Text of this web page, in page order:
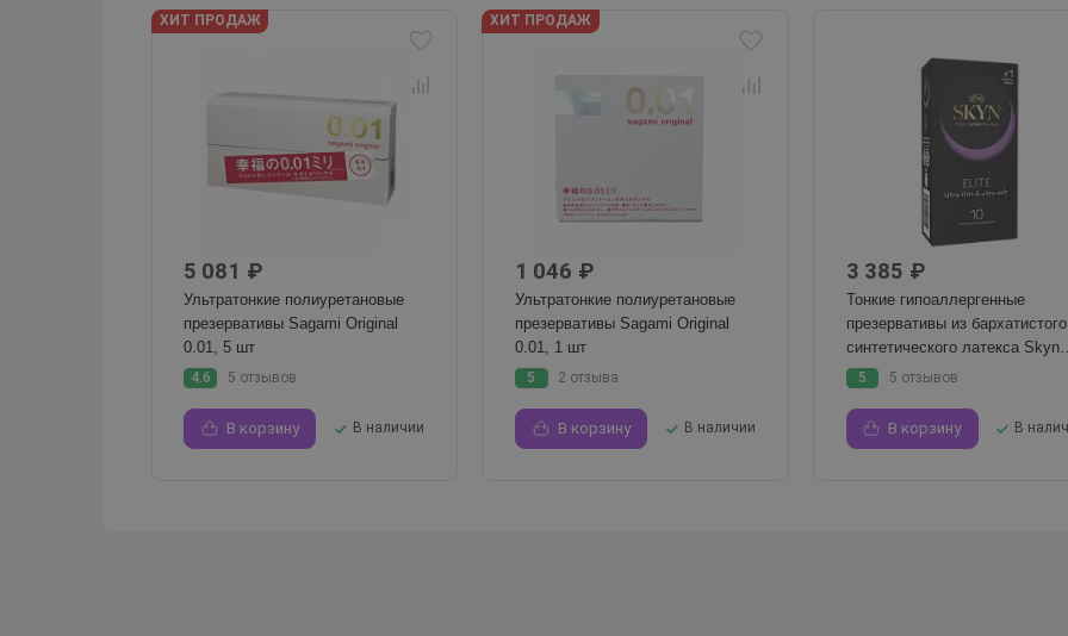
ХИТ ПРОДАЖ
5 081 ₽
Ультратонкие полиуретановые
презервативы Sagami Original
0.01, 5 шт
4.6 5 отзывов
В корзину В наличии
ХИТ ПРОДАЖ
1 046 ₽
Ультратонкие полиуретановые
презервативы Sagami Original
0.01, 1 шт
5 2 отзыва
В корзину В наличии
3 385 ₽
Тонкие гипоаллергенные
презервативы из бархатистого
синтетического латекса Skyn
Elite 10 шт
5 5 отзывов
В корзину В